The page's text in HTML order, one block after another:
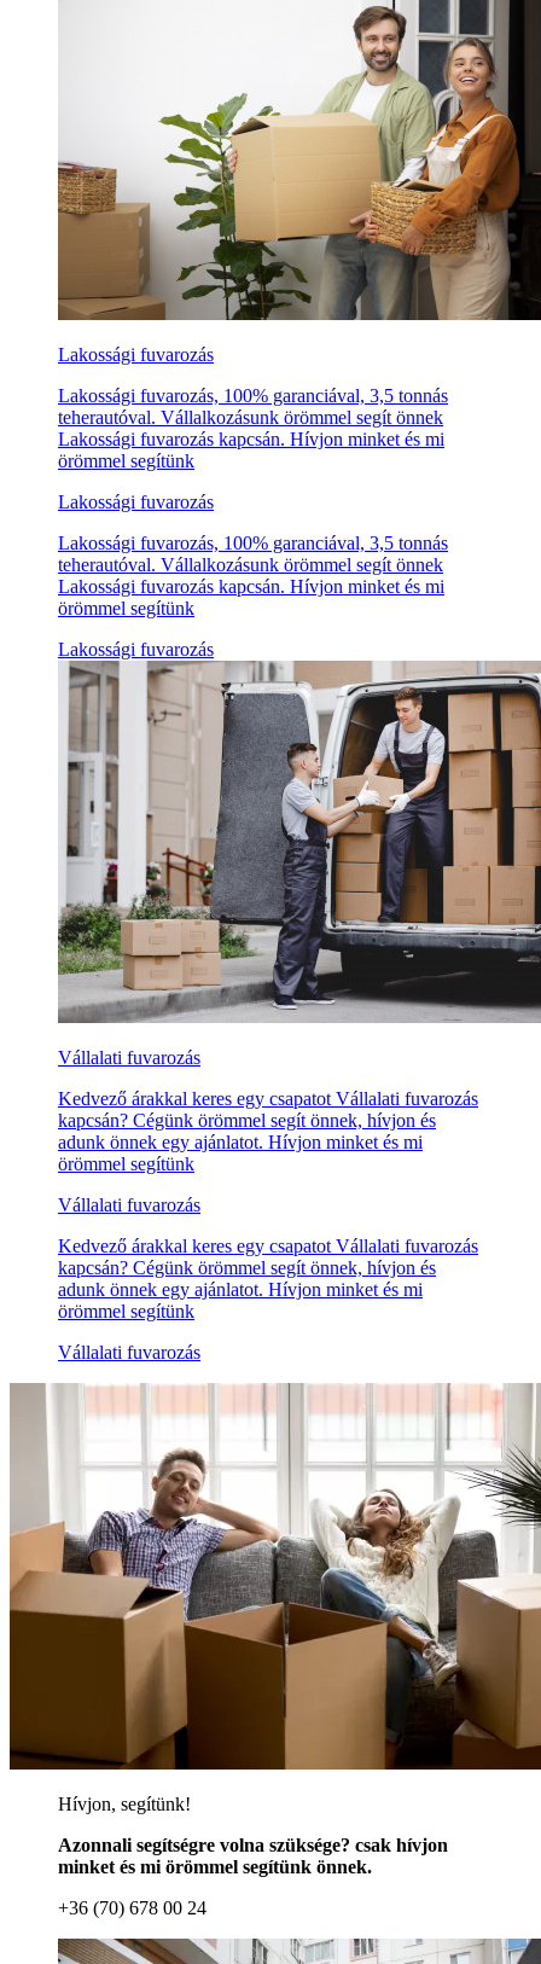
Lakossági fuvarozás
Lakossági fuvarozás, 100% garanciával, 3,5 tonnás
teherautóval. Vállalkozásunk örömmel segít önnek
Lakossági fuvarozás kapcsán. Hívjon minket és mi
örömmel segítünk
Lakossági fuvarozás
Lakossági fuvarozás, 100% garanciával, 3,5 tonnás
teherautóval. Vállalkozásunk örömmel segít önnek
Lakossági fuvarozás kapcsán. Hívjon minket és mi
örömmel segítünk
Lakossági fuvarozás
Vállalati fuvarozás
Kedvező árakkal keres egy csapatot Vállalati fuvarozás
kapcsán? Cégünk örömmel segít önnek, hívjon és
adunk önnek egy ajánlatot. Hívjon minket és mi
örömmel segítünk
Vállalati fuvarozás
Kedvező árakkal keres egy csapatot Vállalati fuvarozás
kapcsán? Cégünk örömmel segít önnek, hívjon és
adunk önnek egy ajánlatot. Hívjon minket és mi
örömmel segítünk
Vállalati fuvarozás
Hívjon, segítünk!
Azonnali segítségre volna szüksége? csak hívjon
minket és mi örömmel segítünk önnek.
+36 (70) 678 00 24